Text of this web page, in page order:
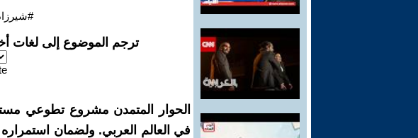
ترجم الموضوع إلى لغات
الحوار المتمدن مشروع تطوعي
في العالم العربي. ولضمان